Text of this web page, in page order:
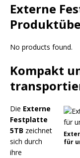
Externe
No products found.
Kompakt
für
Die Externe
Festplatte
5TB zeichnet
sich durch
ihre